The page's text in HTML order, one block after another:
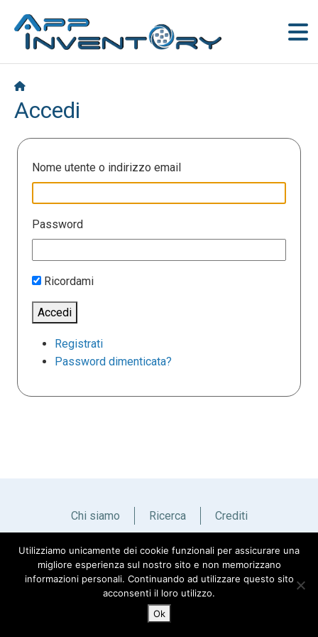
Accedi
Nome utente o indirizzo email
Password
Ricordami
Accedi
Registrati
Password dimenticata?
Chi siamo Ricerca Crediti
Italiano English
Utilizziamo unicamente dei cookie funzionali per assicurare una
migliore esperienza sul nostro sito e non memorizzano
informazioni personali. Continuando ad utilizzare questo sito
acconsenti il loro utilizzo.
Ok